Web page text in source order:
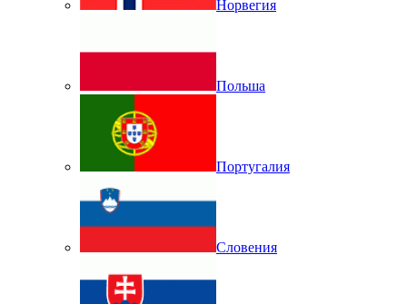
Норвегия
Польша
Португалия
Словения